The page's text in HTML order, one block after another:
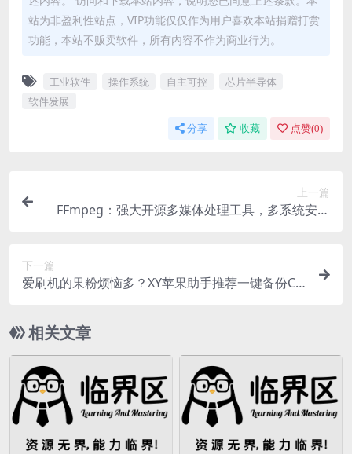
站为非盈利性站点，VIP功能仅仅作为用户喜欢本站捐赠打赏
功能，本站不贩卖软件，所有内容不作为商业行为。
工业软件 操作系统 自主可控
芯片半导体
软件发展
分享 收藏 点赞(0)
上一篇
FFmpeg：强大开源多媒体处理工具，多系统安装
下一篇
爱刷机的果粉烦恼多？XY苹果助手推荐一键备份Cy
相关文章